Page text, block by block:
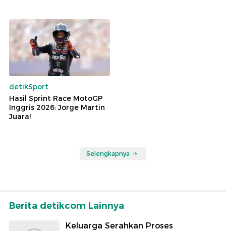
detikSport
Hasil Sprint Race MotoGP
Inggris 2026: Jorge Martin
Juara!
Selengkapnya
Berita detikcom Lainnya
Keluarga Serahkan Proses